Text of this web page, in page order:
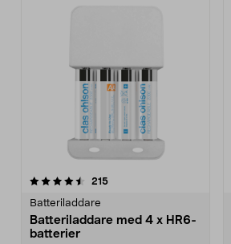
215recensioner
Batteriladdare
Batteriladdare med 4 x HR6-
batterier
4.5 av 5 stjärnor